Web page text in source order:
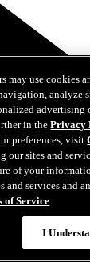
may use cookies
analyze
advertising
in thePrivacy
preferences, visit
our sites and
of your
and services and
of Service.
I